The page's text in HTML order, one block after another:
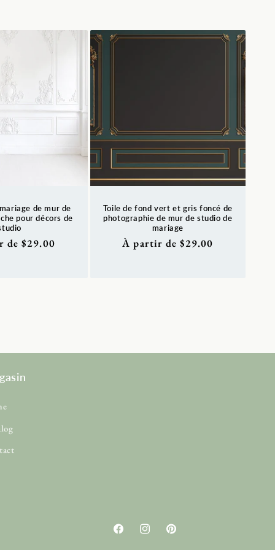
de mur de
pour décors de
de $29.00
Toile de fond vert et gris foncé de
photographie de mur de studio de
mariage
Prix
À partir de $29.00
FacebookInstagramPinterest